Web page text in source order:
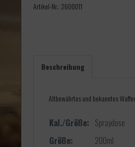
Artikel-Nr.: 2600011
Beschreibung
Altbewährtes und bekanntes
Kal./Größe: Spraydose
Größe:
200ml